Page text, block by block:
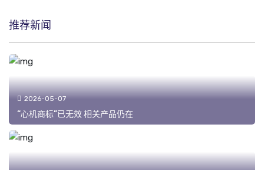
推荐新闻
2026-05-07
“心机商标”已无效 相关产品仍在